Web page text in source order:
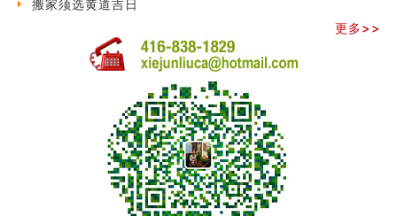
搬家须选黄道吉日
更多>>